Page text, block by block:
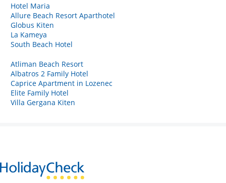
Hotel Maria
Allure Beach Resort Aparthotel
Globus Kiten
La Kameya
South Beach Hotel
Atliman Beach Resort
Albatros 2 Family Hotel
Caprice Apartment in Lozenec
Elite Family Hotel
Villa Gergana Kiten